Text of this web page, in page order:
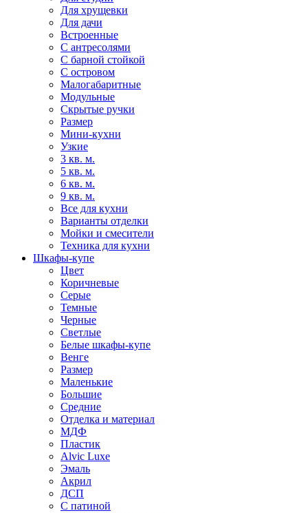
Для хрущевки
Для дачи
Встроенные
С антресолями
С барной стойкой
С островом
Малогабаритные
Модульные
Скрытые ручки
Размер
Мини-кухни
Узкие
3 кв. м.
5 кв. м.
6 кв. м.
9 кв. м.
Все для кухни
Варианты отделки
Мойки и смесители
Техника для кухни
Шкафы-купе
Цвет
Коричневые
Серые
Темные
Черные
Светлые
Белые шкафы-купе
Венге
Размер
Маленькие
Большие
Средние
Отделка и материал
МДФ
Пластик
Alvic Luxe
Эмаль
Акрил
ДСП
С патиной